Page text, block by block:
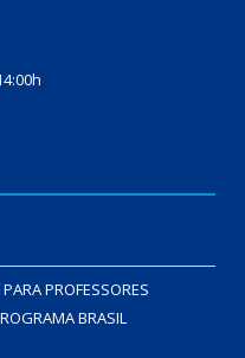
PROFESSORES
BRASIL